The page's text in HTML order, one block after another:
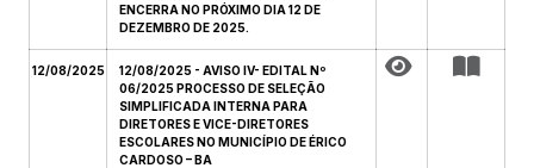
ENCERRA NO PRÓXIMO DIA 12 DE
DEZEMBRO DE 2025.
12/08/2025
12/08/2025 - AVISO IV- EDITAL Nº
06/2025 PROCESSO DE SELEÇÃO
SIMPLIFICADA INTERNA PARA
DIRETORES E VICE-DIRETORES
ESCOLARES NO MUNICÍPIO DE ÉRICO
CARDOSO – BA